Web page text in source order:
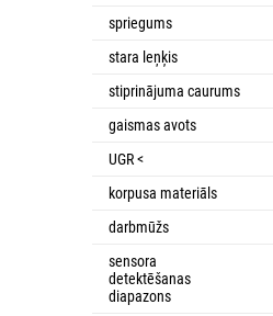
spriegums
stara leņķis
stiprinājuma caurums
gaismas avots
UGR <
korpusa materiāls
darbmūžs
sensora
detektēšanas
diapazons